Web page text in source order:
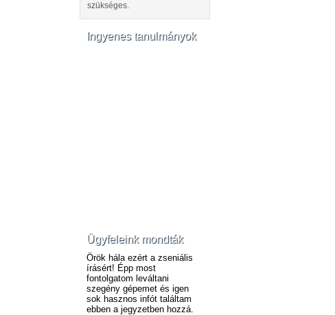
szükséges.
Ingyenes tanulmányok
Ügyfeleink mondták
Örök hála ezért a zseniális
írásért! Épp most
fontolgatom leváltani
szegény gépemet és igen
sok hasznos infót találtam
ebben a jegyzetben hozzá.